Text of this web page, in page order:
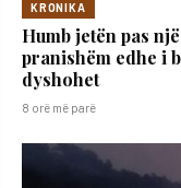
KRONIKA
Humb jetën pas
pranishëm edhe i
dyshohet
8 orë më parë